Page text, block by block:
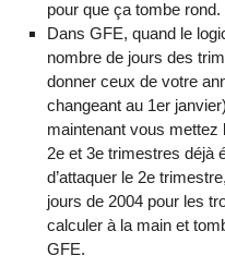
pour que ça tombe rond.
Dans GFE, quand le
nombre de jours des
donner ceux de votre
changeant au 1er
maintenant vous
2e et 3e trimestres déjà
d’attaquer le 2e
jours de 2004 pour les
calculer à la main et
GFE.